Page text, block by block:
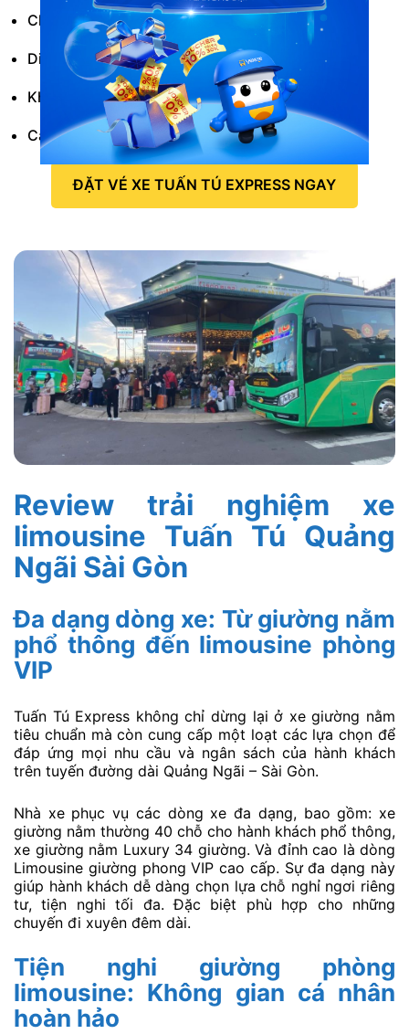
Chợ Cung.
Diên Trường.
Khu du lịch Sa Huỳnh.
Câ xăng Phổ Châu.
ĐẶT VÉ XE TUẤN TÚ EXPRESS NGAY
Review trải nghiệm xe
limousine Tuấn Tú Quảng
Ngãi Sài Gòn
Đa dạng dòng xe: Từ giường nằm
phổ thông đến limousine phòng
VIP
Tuấn Tú Express không chỉ dừng lại ở xe giường nằm
tiêu chuẩn mà còn cung cấp một loạt các lựa chọn để
đáp ứng mọi nhu cầu và ngân sách của hành khách
trên tuyến đường dài Quảng Ngãi – Sài Gòn.
Nhà xe phục vụ các dòng xe đa dạng, bao gồm: xe
giường nằm thường 40 chỗ cho hành khách phổ thông,
xe giường nằm Luxury 34 giường. Và đỉnh cao là dòng
Limousine giường phong VIP cao cấp. Sự đa dạng này
giúp hành khách dễ dàng chọn lựa chỗ nghỉ ngơi riêng
tư, tiện nghi tối đa. Đặc biệt phù hợp cho những
chuyến đi xuyên đêm dài.
Tiện nghi giường phòng
limousine: Không gian cá nhân
hoàn hảo